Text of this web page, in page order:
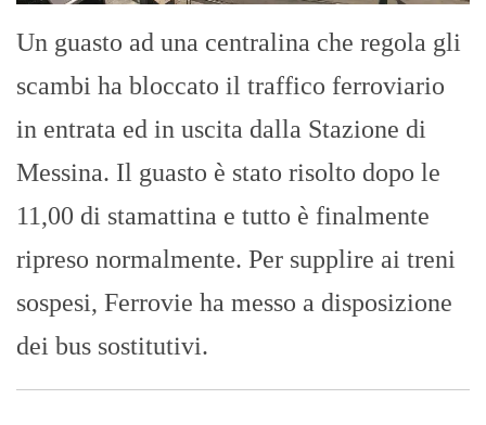
Un guasto ad una centralina che regola gli
scambi ha bloccato il traffico ferroviario
in entrata ed in uscita dalla Stazione di
Messina. Il guasto è stato risolto dopo le
11,00 di stamattina e tutto è finalmente
ripreso normalmente. Per supplire ai treni
sospesi, Ferrovie ha messo a disposizione
dei bus sostitutivi.